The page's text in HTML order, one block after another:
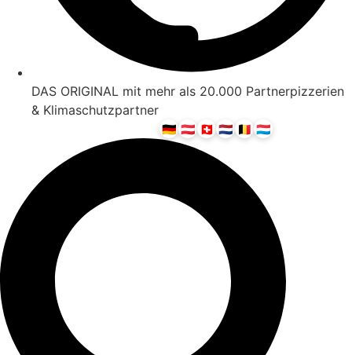
DAS ORIGINAL mit mehr als 20.000 Partnerpizzerien
& Klimaschutzpartner
🇩🇪 🇦🇹 🇨🇭 🇳🇱 🇧🇪 🇱🇺